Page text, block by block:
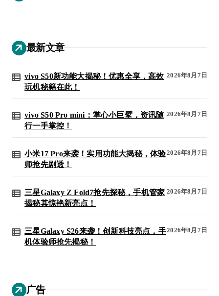
最新文章
vivo S50新功能大揭秘！优惠全享，高效
玩机秘籍在此！
2026年8月7日
vivo S50 Pro mini：掌心小巨擘，资讯随
行一手掌控！
2026年8月7日
小米17 Pro来袭！实用功能大揭秘，体验
师抢先剧透！
2026年8月7日
三星Galaxy Z Fold7抢先探秘，手机管家
揭秘其惊艳新亮点！
2026年8月7日
三星Galaxy S26来袭！创新科技亮点，手
机体验师抢先揭秘！
2026年8月7日
广告